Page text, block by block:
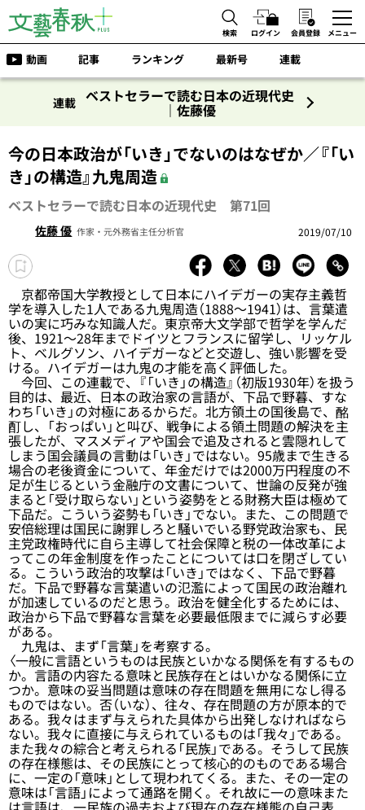
検索 ログイン 会員登録 メニュー
動画 記事 ランキング 最新号 連載
連載 ベストセラーで読む日本の近現代史
｜佐藤優
今の日本政治が「いき」でないのはなぜか／『「い
き」の構造』九鬼周造
ベストセラーで読む日本の近現代史 第71回
佐藤 優 作家・元外務省主任分析官 2019/07/10
京都帝国大学教授として日本にハイデガーの実存主義哲
学を導入した1人である九鬼周造（1888～1941）は、言葉遣
いの実に巧みな知識人だ。東京帝大文学部で哲学を学んだ
後、1921～28年までドイツとフランスに留学し、リッケル
ト、ベルグソン、ハイデガーなどと交遊し、強い影響を受
ける。ハイデガーは九鬼の才能を高く評価した。
今回、この連載で、『「いき」の構造』（初版1930年）を扱う
目的は、最近、日本の政治家の言語が、下品で野暮、すな
わち「いき」の対極にあるからだ。北方領土の国後島で、酩
酊し、「おっぱい」と叫び、戦争による領土問題の解決を主
張したが、マスメディアや国会で追及されると雲隠れして
しまう国会議員の言動は「いき」ではない。95歳まで生きる
場合の老後資金について、年金だけでは2000万円程度の不
足が生じるという金融庁の文書について、世論の反発が強
まると「受け取らない」という姿勢をとる財務大臣は極めて
下品だ。こういう姿勢も「いき」でない。また、この問題で
安倍総理は国民に謝罪しろと騒いでいる野党政治家も、民
主党政権時代に自ら主導して社会保障と税の一体改革によ
ってこの年金制度を作ったことについては口を閉ざしてい
る。こういう政治的攻撃は「いき」ではなく、下品で野暮
だ。下品で野暮な言葉遣いの氾濫によって国民の政治離れ
が加速しているのだと思う。政治を健全化するためには、
政治から下品で野暮な言葉を必要最低限までに減らす必要
がある。
九鬼は、まず「言葉」を考察する。
〈一般に言語というものは民族といかなる関係を有するもの
か。言語の内容たる意味と民族存在とはいかなる関係に立
つか。意味の妥当問題は意味の存在問題を無用になし得る
ものではない。否（いな）、往々、存在問題の方が原本的で
ある。我々はまず与えられた具体から出発しなければなら
ない。我々に直接に与えられているものは「我々」である。
また我々の綜合と考えられる「民族」である。そうして民族
の存在様態は、その民族にとって核心的のものである場合
に、一定の「意味」として現われてくる。また、その一定の
意味は「言語」によって通路を開く。それ故に一の意味また